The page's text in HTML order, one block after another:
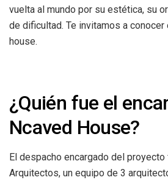
vuelta al mundo por su estética, su
de dificultad. Te invitamos a
house.
¿Quién fue el
Ncaved House?
El despacho encargado del proyecto
Arquitectos, un equipo de 3